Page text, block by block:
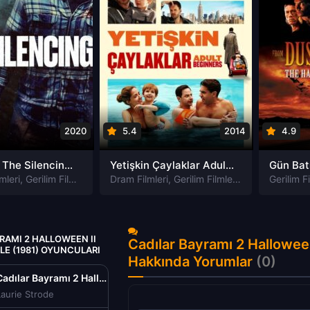
2020
Susturma The Silencing izle
, Gerilim Filmleri Gizem Filmleri,Suç Filmleri
5.4 2014
Yetişkin Çaylaklar Adult Beginners izle
Dram Filmleri, Gerilim Filmleri , Komedi Filmleri
4.9
Gerilim
2 HALLOWEEN II
(1981) OYUNCULARI
Cadılar Bayramı 2 Halloween II Tr Dublaj izle (1981)
Strode
Cadılar Bayramı 2
Hakkında Yorumlar (0)